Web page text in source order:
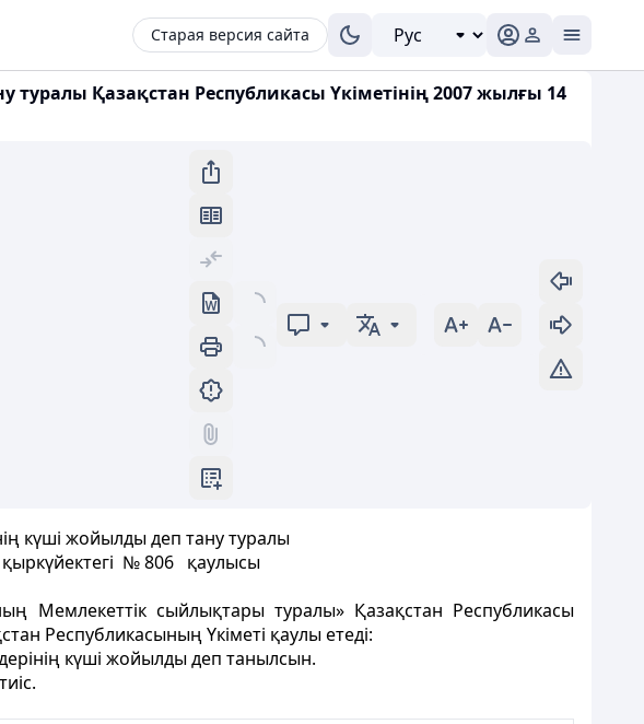
Старая версия сайта
Қазақстан Республикасы Үкіметінің 2007 жылғы 14
күші жойылды деп тану туралы
қыркүйектегі № 806 қаулысы
Мемлекеттік сыйлықтары туралы» Қазақстан Республикасы
Республикасының Үкіметі қаулы етеді:
күші жойылды деп танылсын.
тиіс.